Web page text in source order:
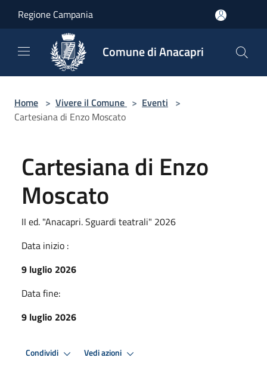
Regione Campania
Comune di Anacapri
Home > Vivere il Comune > Eventi >
Cartesiana di Enzo Moscato
Cartesiana di Enzo
Moscato
II ed. "Anacapri. Sguardi teatrali" 2026
Data inizio :
9 luglio 2026
Data fine:
9 luglio 2026
Condividi Vedi azioni